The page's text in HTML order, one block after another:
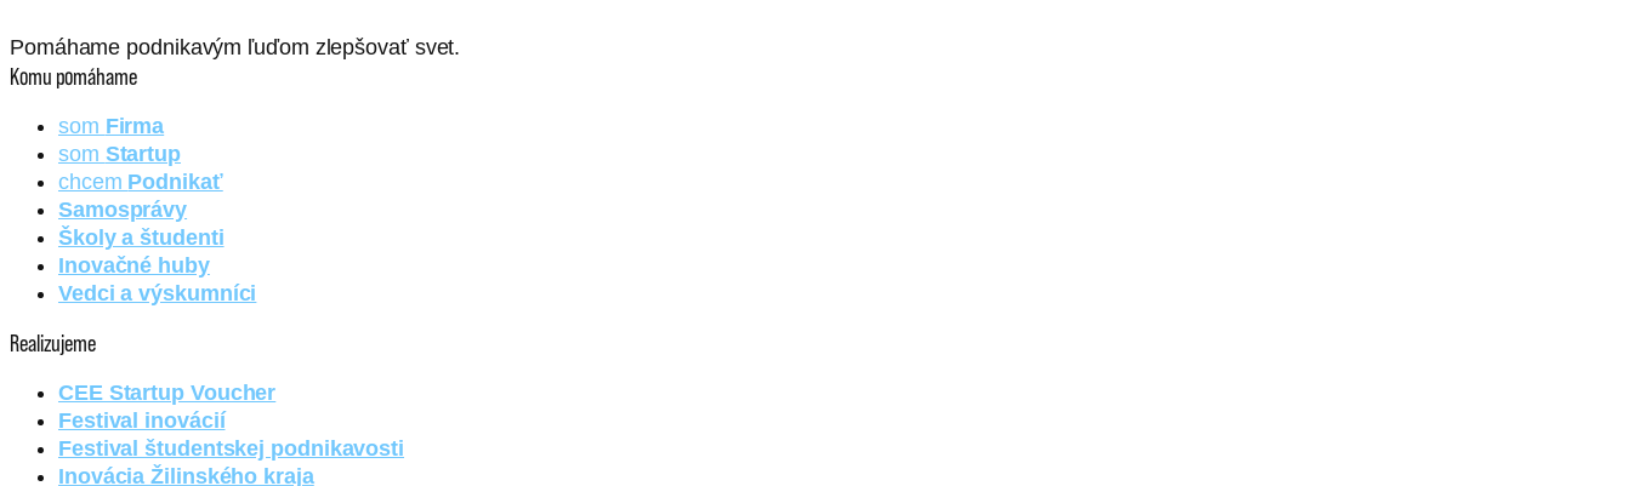
Pomáhame podnikavým ľuďom zlepšovať svet.
Komu pomáhame
som Firma
som Startup
chcem Podnikať
Samosprávy
Školy a študenti
Inovačné huby
Vedci a výskumníci
Realizujeme
CEE Startup Voucher
Festival inovácií
Festival študentskej podnikavosti
Inovácia Žilinského kraja